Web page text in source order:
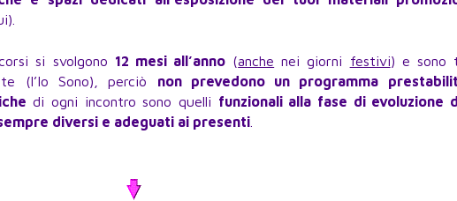
si svolgono 12 mesi all’anno (anche nei giorni festivi) e sono
(l’Io Sono), perciò non prevedono un programma
di ogni incontro sono quelli funzionali alla fase di evoluzione
diversi e adeguati ai presenti